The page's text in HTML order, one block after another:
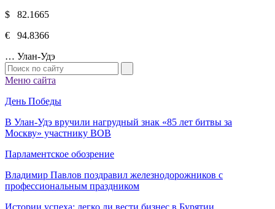
$ 82.1665
€ 94.8366
… Улан-Удэ
Меню сайта
День Победы
В Улан-Удэ вручили нагрудный знак «85 лет битвы за
Москву» участнику ВОВ
Парламентское обозрение
Владимир Павлов поздравил железнодорожников с
профессиональным праздником